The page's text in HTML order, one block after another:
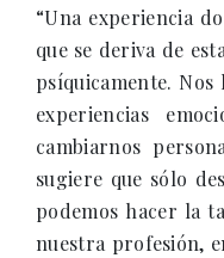
“Una experiencia
que se deriva de
psíquicamente.
experiencias
cambiarnos
sugiere que sólo
podemos hacer la
nuestra profesión,